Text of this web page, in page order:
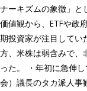
ナーキズムの象徴」と
価値観から、ETFや政
期投資家が注目してい
方、米株は弱含みで、
った。 ・年初に急伸
会）議長のタカ派人事